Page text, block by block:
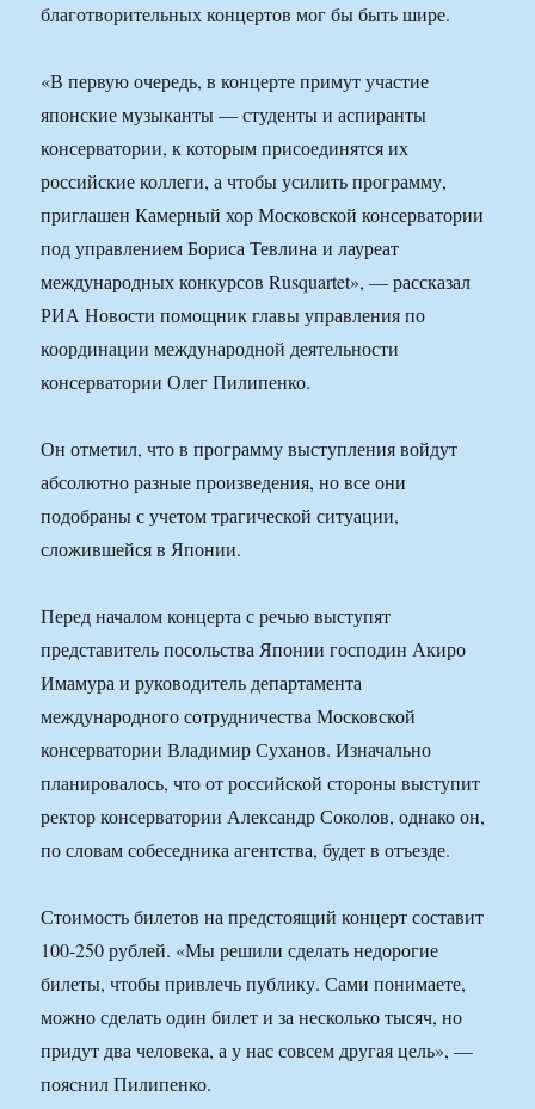
благотворительных концертов мог бы быть шире.
«В первую очередь, в концерте примут участие
японские музыканты — студенты и аспиранты
консерватории, к которым присоединятся их
российские коллеги, а чтобы усилить программу,
приглашен Камерный хор Московской консерватории
под управлением Бориса Тевлина и лауреат
международных конкурсов Rusquartet», — рассказал
РИА Новости помощник главы управления по
координации международной деятельности
консерватории Олег Пилипенко.
Он отметил, что в программу выступления войдут
абсолютно разные произведения, но все они
подобраны с учетом трагической ситуации,
сложившейся в Японии.
Перед началом концерта с речью выступят
представитель посольства Японии господин Акиро
Имамура и руководитель департамента
международного сотрудничества Московской
консерватории Владимир Суханов. Изначально
планировалось, что от российской стороны выступит
ректор консерватории Александр Соколов, однако он,
по словам собеседника агентства, будет в отъезде.
Стоимость билетов на предстоящий концерт составит
100-250 рублей. «Мы решили сделать недорогие
билеты, чтобы привлечь публику. Сами понимаете,
можно сделать один билет и за несколько тысяч, но
придут два человека, а у нас совсем другая цель», —
пояснил Пилипенко.